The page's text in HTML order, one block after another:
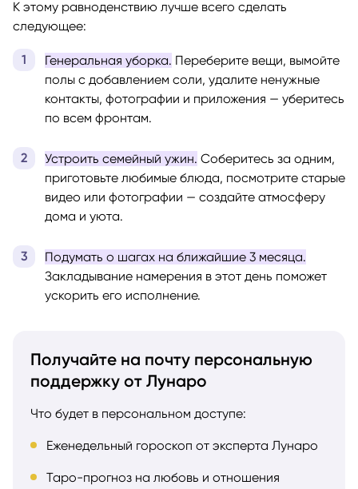
К этому равноденствию лучше всего сделать
следующее:
Генеральная уборка. Переберите вещи, вымойте
полы с добавлением соли, удалите ненужные
контакты, фотографии и приложения — уберитесь
по всем фронтам.
Устроить семейный ужин. Соберитесь за одним,
приготовьте любимые блюда, посмотрите старые
видео или фотографии — создайте атмосферу
дома и уюта.
Подумать о шагах на ближайшие 3 месяца.
Закладывание намерения в этот день поможет
ускорить его исполнение.
Получайте на почту персональную
поддержку от Лунаро
Что будет в персональном доступе:
Еженедельный гороскоп от эксперта Лунаро
Таро-прогноз на любовь и отношения